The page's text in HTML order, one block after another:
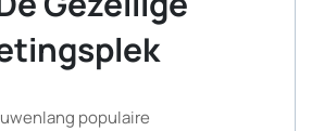
populaire